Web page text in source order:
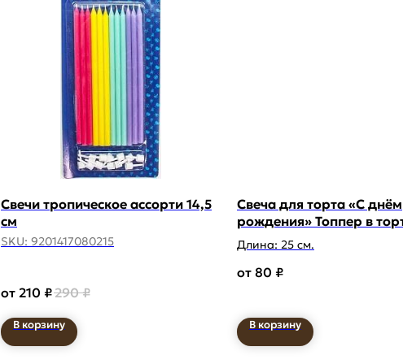
Свечи тропическое ассорти 14,5
см
SKU: 9201417080215
210 ₽290 ₽
В корзину
Свеча для торта «С днём
рождения» Топпер в
Длина: 25 см.
80 ₽
В корзину